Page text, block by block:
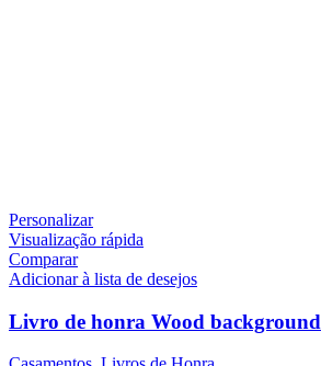
Personalizar
Visualização rápida
Comparar
Adicionar à lista de desejos
Livro de honra Wood background